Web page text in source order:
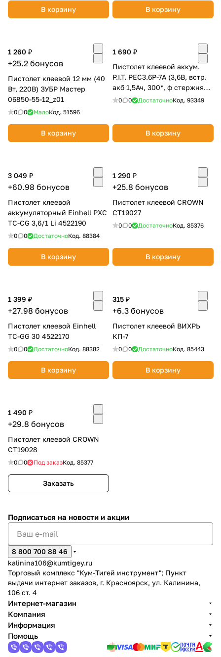
В корзину В корзину
1 260 ₽
+25.2 бонусов
Пистолет клеевой 12 мм (40
Вт, 220В) ЗУБР Мастер
06850-55-12_z01
0 0 МалоКод. 51596
В корзину
1 690 ₽
Пистолет клеевой аккум.
P.I.T. PEC3.6P-7A (3,6В, встр.
акб 1,5Ач, 300*, ф стержня
7мм, 120г/час)
0 0 ДостаточноКод. 93349
В корзину
3 049 ₽
+60.98 бонусов
Пистолет клеевой
аккумуляторный Einhell PXC
TC-CG 3,6/1 Li 4522190
0 0 ДостаточноКод. 88384
В корзину
1 290 ₽
+25.8 бонусов
Пистолет клеевой CROWN
CT19027
0 0 ДостаточноКод. 85376
В корзину
1 399 ₽
+27.98 бонусов
Пистолет клеевой Einhell
TC-GG 30 4522170
0 0 ДостаточноКод. 88382
В корзину
315 ₽
+6.3 бонусов
Пистолет клеевой ВИХРЬ
КП-7
0 0 ДостаточноКод. 85443
В корзину
1 490 ₽
+29.8 бонусов
Пистолет клеевой CROWN
CT19028
0 0 Под заказКод. 85377
Заказать
Подписаться на новости и акции
8 800 700 88 46
kalinina106@kumtigey.ru
Торговый комплекс "Кум-Тигей инструмент"; Пункт
выдачи интернет заказов, г. Красноярск, ул. Калинина,
106 ст. 4
Интернет-магазин
Компания
Информация
Помощь
раз в 2 недели